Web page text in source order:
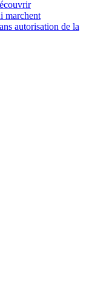
marchent
autorisation de la